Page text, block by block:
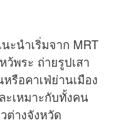
ะนำเริ่มจาก MRT
พระ ถ่ายรูปเสา
รือคาเฟ่ย่านเมือง
ะเหมาะกับทั้งคน
ต่างจังหวัด